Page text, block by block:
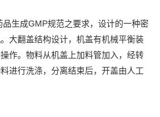
生成GMP规范之要求，设计的一种密
大翻盖结构设计，机盖有机械平衡装
作。物料从机盖上加料管加入，经转
进行洗涤，分离结束后，开盖由人工